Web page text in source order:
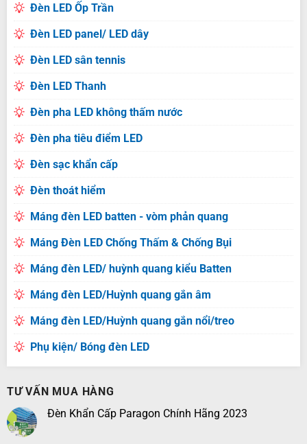
Đèn LED Ốp Trần
Đèn LED panel/ LED dây
Đèn LED sân tennis
Đèn LED Thanh
Đèn pha LED không thấm nước
Đèn pha tiêu điểm LED
Đèn sạc khẩn cấp
Đèn thoát hiểm
Máng đèn LED batten - vòm phản quang
Máng Đèn LED Chống Thấm & Chống Bụi
Máng đèn LED/ huỳnh quang kiểu Batten
Máng đèn LED/Huỳnh quang gắn âm
Máng đèn LED/Huỳnh quang gắn nổi/treo
Phụ kiện/ Bóng đèn LED
TƯ VẤN MUA HÀNG
Đèn Khẩn Cấp Paragon Chính Hãng 2023